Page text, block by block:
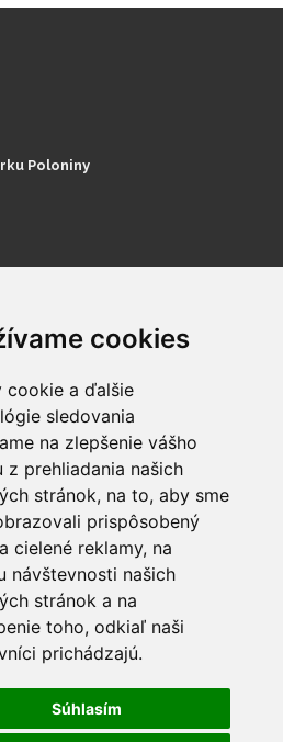
cookies
cookie a ďalšie
sledovania
na zlepšenie vášho
z prehliadania našich
stránok, na to, aby sme
prispôsobený
cielené reklamy, na
návštevnosti našich
stránok a na
toho, odkiaľ naši
prichádzajú.
Súhlasím
Poloniny
štátu
park
krajobrazowy
Poloniny